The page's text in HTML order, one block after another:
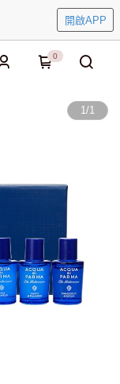
開啟APP
0
1/1